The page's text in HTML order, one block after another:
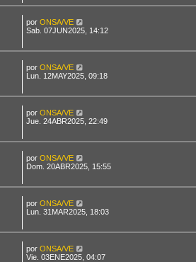
por ONSA/VE
Sab. 07JUN2025, 14:12
por ONSA/VE
Lun. 12MAY2025, 09:18
por ONSA/VE
Jue. 24ABR2025, 22:49
por ONSA/VE
Dom. 20ABR2025, 15:55
por ONSA/VE
Lun. 31MAR2025, 18:03
por ONSA/VE
Vie. 03ENE2025, 04:07